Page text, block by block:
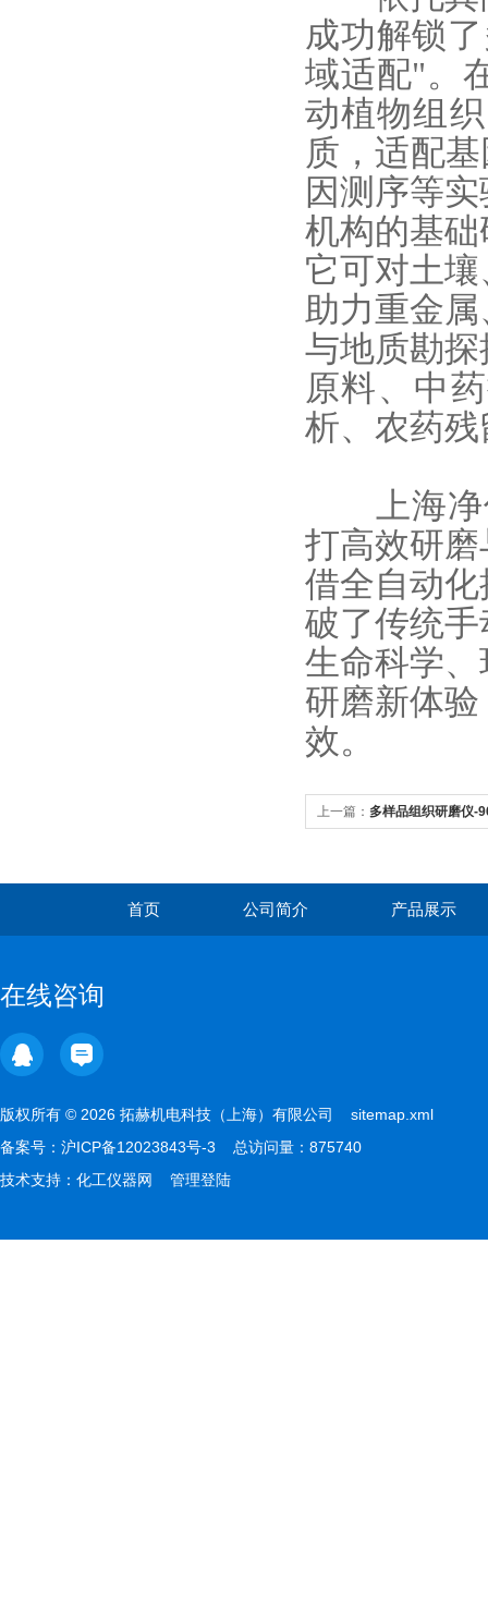
成功解锁
域适配"。
动植物组
质，适配
因测序等
机构的基
它可对土
助力重金
与地质勘
原料、中
析、农药
上海
打高效研
借全自动
破了传统
生命科学
研磨新体
效。
上一篇： 多样品组织研磨仪-
首页 公司简介 产品展示
在线咨询
版权所有 © 2026 拓赫机电科技（上海）有限公司 sitemap.xml
备案号： 沪ICP备12023843号-3 总访问量：875740
技术支持： 化工仪器网 管理登陆